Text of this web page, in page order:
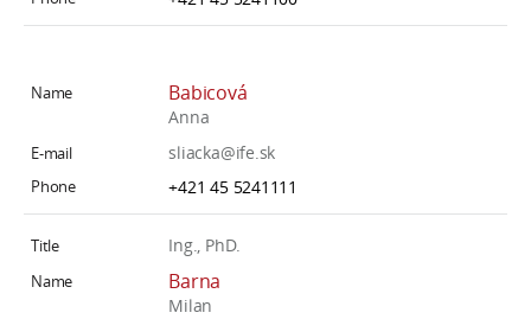
Babicová
Anna
sliacka@ife.sk
+421 45 5241111
Ing., PhD.
Barna
Milan